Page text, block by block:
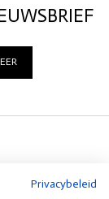
Privacybeleid